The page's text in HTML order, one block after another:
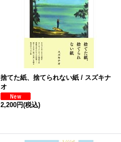
捨てた紙、捨てられない紙 / スズキナ
オ
2,200円(税込)